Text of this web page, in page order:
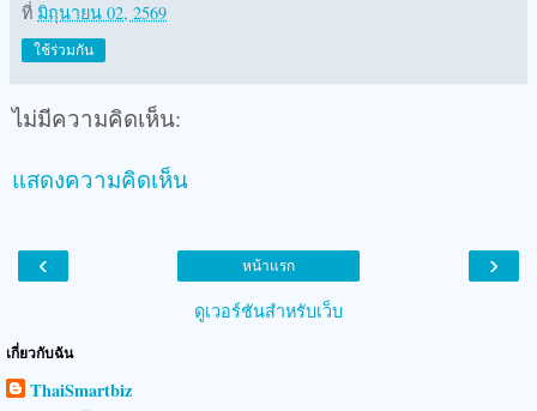
ที่ มิถุนายน 02, 2569
ใช้ร่วมกัน
ไม่มีความคิดเห็น:
แสดงความคิดเห็น
‹ ›
หน้าแรก
ดูเวอร์ชันสำหรับเว็บ
เกี่ยวกับฉัน
ThaiSmartbiz